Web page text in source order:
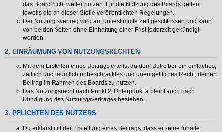
das Board nicht weiter nutzen. Für die Nutzung des Boards gelten
jeweils die an dieser Stelle veröffentlichten Regelungen.
Der Nutzungsvertrag wird auf unbestimmte Zeit geschlossen und kann
von beiden Seiten ohne Einhaltung einer Frist jederzeit gekündigt
werden.
2. EINRÄUMUNG VON NUTZUNGSRECHTEN
Mit dem Erstellen eines Beitrags erteilst du dem Betreiber ein einfaches,
zeitlich und räumlich unbeschränktes und unentgeltliches Recht, deinen
Beitrag im Rahmen des Boards zu nutzen.
Das Nutzungsrecht nach Punkt 2, Unterpunkt a bleibt auch nach
Kündigung des Nutzungsvertrages bestehen.
3. PFLICHTEN DES NUTZERS
Du erklärst mit der Erstellung eines Beitrags, dass er keine Inhalte